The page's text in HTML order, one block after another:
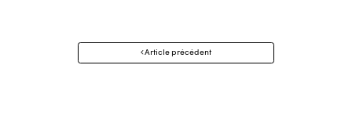
Navigation
Article précédent